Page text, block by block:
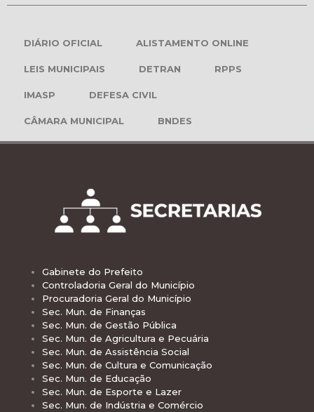
DIÁRIO OFICIAL ALISTAMENTO ONLINE
LEIS MUNICIPAIS DETRAN RPPS
IMASP DEFESA CIVIL
CÂMARA MUNICIPAL BNDES
Gabinete do Prefeito
Controladoria Geral do Município
Procuradoria Geral do Município
Sec. Mun. de Finanças
Sec. Mun. de Gestão Pública
Sec. Mun. de Agricultura e Pecuária
Sec. Mun. de Assistência Social
Sec. Mun. de Cultura e Comunicação
Sec. Mun. de Educação
Sec. Mun. de Esporte e Lazer
Sec. Mun. de Indústria e Comércio